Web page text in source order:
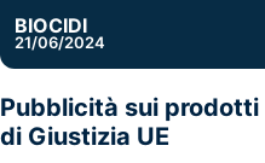
BIOCIDI
21/06/2024
Pubblicità sui
di Giustizia UE